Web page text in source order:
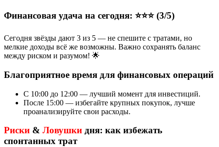
Финансовая удача на сегодня: ⭐⭐⭐ (3/5)
Сегодня звёзды дают 3 из 5 — не спешите с тратами, но
мелкие доходы всё же возможны. Важно сохранять баланс
между риском и разумом! 🌟
Благоприятное время для финансовых операций
С 10:00 до 12:00 — лучший момент для инвестиций.
После 15:00 — избегайте крупных покупок, лучше
проанализируйте свои расходы.
Риски & Ловушки дня: как избежать
спонтанных трат